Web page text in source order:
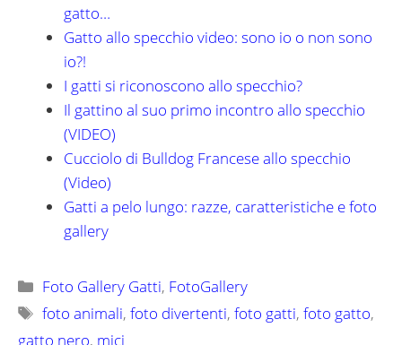
gatto…
Gatto allo specchio video: sono io o non sono
io?!
I gatti si riconoscono allo specchio?
Il gattino al suo primo incontro allo specchio
(VIDEO)
Cucciolo di Bulldog Francese allo specchio
(Video)
Gatti a pelo lungo: razze, caratteristiche e foto
gallery
Categorie
Foto Gallery Gatti, FotoGallery
Tag
foto animali,foto divertenti,foto gatti,foto gatto,
gatto nero, mici